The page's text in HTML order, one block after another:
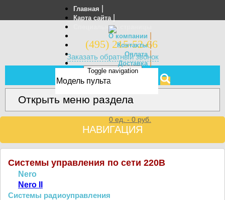
Главная
Карта сайта
Специальные страницы
О компании
Контакты |
Оплата |
Доставка |
Отзывы
(495) 215-52-66
Заказать обратный звонок
0 ед. - 0 руб.
Toggle navigation
МЕНЮ
Открыть меню раздела
НАВИГАЦИЯ
Системы управления по сети 220В
Nero
Nero II
Системы радиоуправления